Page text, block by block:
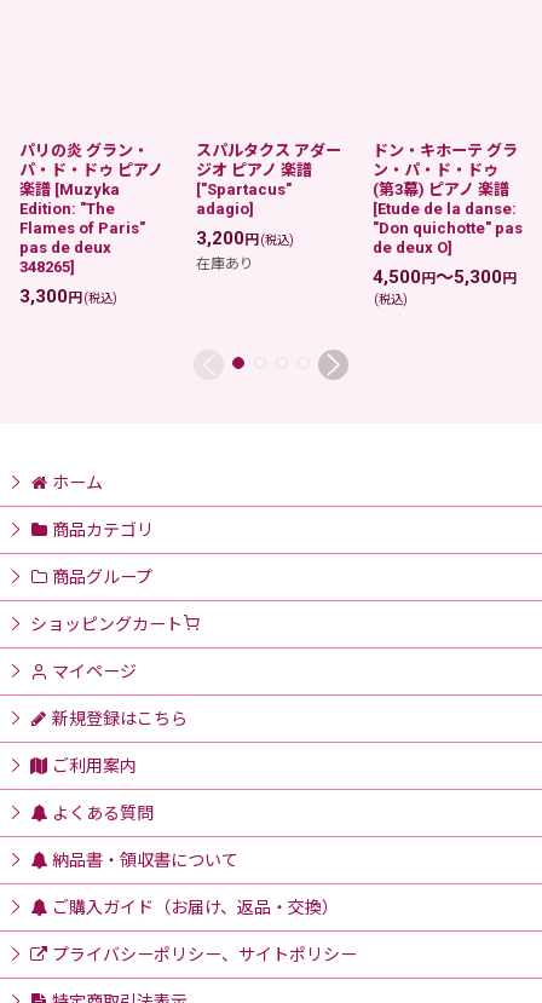
パリの炎 グラン・
パ・ド・ドゥ ピアノ
楽譜 [Muzyka
Edition: "The
Flames of Paris"
pas de deux
348265]
3,300円(税込)
スパルタクス アダー
ジオ ピアノ 楽譜
["Spartacus"
adagio]
3,200円(税込)
在庫あり
ドン・キホーテ グラ
ン・パ・ド・ドゥ
(第3幕) ピアノ 楽譜
[Etude de la danse:
"Don quichotte" pas
de deux O]
4,500円～5,300円
(税込)
ホーム
商品カテゴリ
商品グループ
ショッピングカート
マイページ
新規登録はこちら
ご利用案内
よくある質問
納品書・領収書について
ご購入ガイド（お届け、返品・交換）
プライバシーポリシー、サイトポリシー